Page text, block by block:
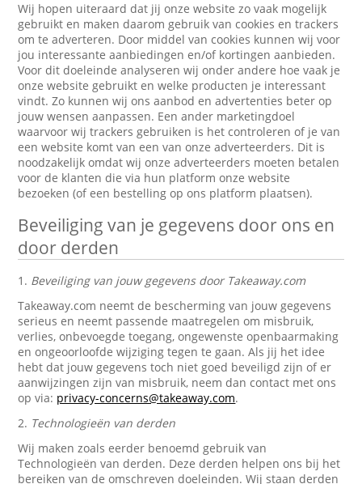
Wij hopen uiteraard dat jij onze website zo vaak mogelijk
gebruikt en maken daarom gebruik van cookies en trackers
om te adverteren. Door middel van cookies kunnen wij voor
jou interessante aanbiedingen en/of kortingen aanbieden.
Voor dit doeleinde analyseren wij onder andere hoe vaak je
onze website gebruikt en welke producten je interessant
vindt. Zo kunnen wij ons aanbod en advertenties beter op
jouw wensen aanpassen. Een ander marketingdoel
waarvoor wij trackers gebruiken is het controleren of je van
een website komt van een van onze adverteerders. Dit is
noodzakelijk omdat wij onze adverteerders moeten betalen
voor de klanten die via hun platform onze website
bezoeken (of een bestelling op ons platform plaatsen).
Beveiliging van je gegevens door ons en
door derden
1. Beveiliging van jouw gegevens door Takeaway.com
Takeaway.com neemt de bescherming van jouw gegevens
serieus en neemt passende maatregelen om misbruik,
verlies, onbevoegde toegang, ongewenste openbaarmaking
en ongeoorloofde wijziging tegen te gaan. Als jij het idee
hebt dat jouw gegevens toch niet goed beveiligd zijn of er
aanwijzingen zijn van misbruik, neem dan contact met ons
op via: privacy-concerns@takeaway.com.
2. Technologieën van derden
Wij maken zoals eerder benoemd gebruik van
Technologieën van derden. Deze derden helpen ons bij het
bereiken van de omschreven doeleinden. Wij staan derden